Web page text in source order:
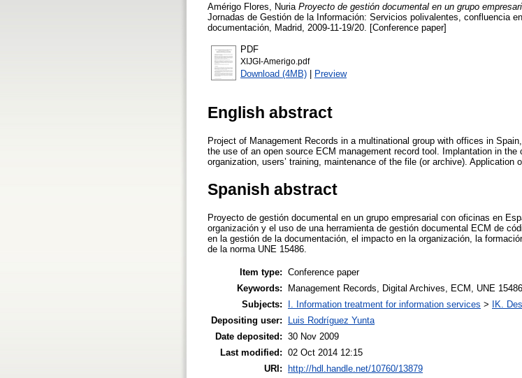
Amérigo Flores, Nuria Proyecto de gestión documental en un grupo
Jornadas de Gestión de la Información: Servicios polivalentes, confluencia
documentación, Madrid, 2009-11-19/20. [Conference paper]
PDF
XIJGI-Amerigo.pdf
Download (4MB) | Preview
English abstract
Project of Management Records in a multinational group with offices in
the use of an open source ECM management record tool. Implantation in
organization, users’ training, maintenance of the file (or archive). Application
Spanish abstract
Proyecto de gestión documental en un grupo empresarial con oficinas en
organización y el uso de una herramienta de gestión documental ECM de
en la gestión de la documentación, el impacto en la organización, la
de la norma UNE 15486.
Item type: Conference paper
Keywords:
Management Records, Digital Archives, ECM, UNE
Subjects:
I. Information treatment for information services >
IK.
Depositing user:
Luis Rodríguez Yunta
Date deposited: 30 Nov 2009
Last modified: 02 Oct 2014 12:15
URI:
http://hdl.handle.net/10760/13879